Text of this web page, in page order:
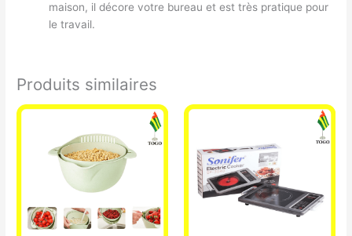
maison, il décore votre bureau et est très pratique pour
le travail.
Produits similaires